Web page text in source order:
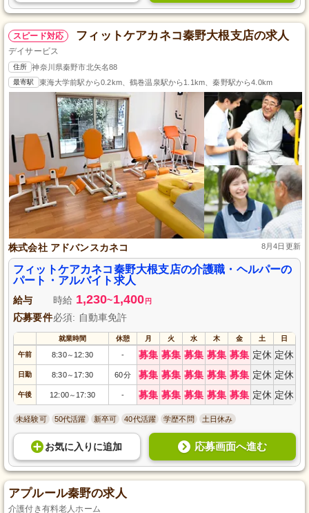
スピード対応 フィットケアカネコ秦野大根支店の求人
デイサービス
住所 神奈川県秦野市北矢名88
最寄駅 東海大学前駅から0.2km、鶴巻温泉駅から1.1km、秦野駅から4.0km
株式会社 アドバンスカネコ 8月4日更新
フィットケアカネコ秦野大根支店の介護職・ヘルパーの
パート・アルバイト求人
給与 時給 1,230~1,400 円
応募要件必須: 自動車免許
就業時間 休憩 月 火 水 木 金 土 日
午前 8:30～ 12:30 - 募集 募集 募集 募集 募集 定休 定休
日勤 8:30～ 17:30 60分 募集 募集 募集 募集 募集 定休 定休
午後 12:00～ 17:30 - 募集 募集 募集 募集 募集 定休 定休
未経験可 50代活躍 新卒可 40代活躍 学歴不問 土日休み
お気に入り に追加 応募画面へ進む
アプルール秦野の求人
介護付き有料老人ホーム